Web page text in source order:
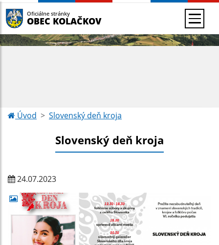
Oficiálne stránky
OBEC KOLAČKOV
Úvod Slovenský deň kroja
Slovenský deň kroja
24.07.2023